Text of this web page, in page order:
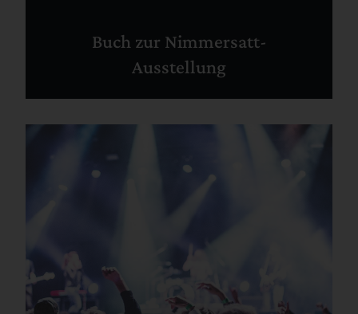
Buch zur Nimmersatt-
Ausstellung